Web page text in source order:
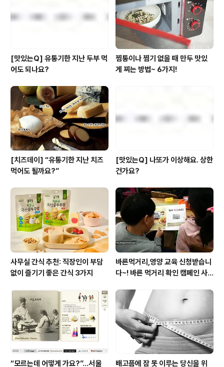
[맛있는Q] 유통기한 지난 두부 먹
어도 되나요?
찜통이나 찜기 없을 때 만두 맛있
게 찌는 방법~ 6가지!
[치즈데이] “유통기한 지난 치즈
먹어도 될까요?”
[맛있는Q] 나또가 이상해요. 상한
건가요?
사무실 간식 추천: 직장인이 부담
없이 즐기기 좋은 간식 3가지
바른먹거리,영양 교육 신청받습니
다~! 바른 먹거리 확인 캠페인 사
“모르는데 어떻게 가요?”...서울 배고픔에 잠 못 이루는 당신을 위